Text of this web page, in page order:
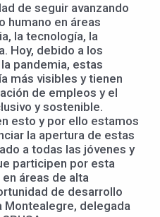
de seguir avanzando
humano en áreas
la tecnología, la
Hoy, debido a los
pandemia, estas
más visibles y tienen
de empleos y el
y sostenible.
esto y por ello estamos
la apertura de estas
a todas las jóvenes y
participen por esta
áreas de alta
de desarrollo
Montealegre, delegada